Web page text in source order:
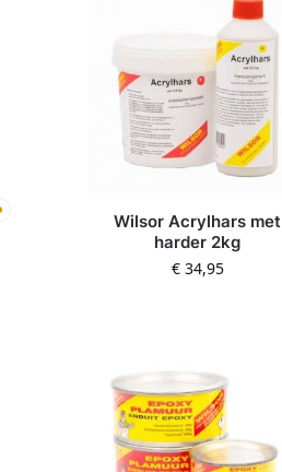
Wilsor Acrylhars met
harder 2kg
€34,95